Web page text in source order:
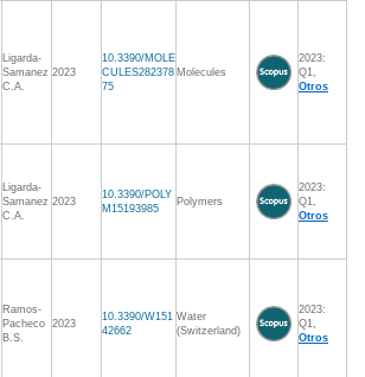
Ligarda-
Samanez
C.A.
2023
10.3390/MOLE
CULES282378
75
Molecules
2023:
Q1,
Otros
Ligarda-
Samanez
C.A.
2023
10.3390/POLY
M15193985
Polymers
2023:
Q1,
Otros
Ramos-
Pacheco
B.S.
2023
10.3390/W151
42662
Water
(Switzerland)
2023:
Q1,
Otros